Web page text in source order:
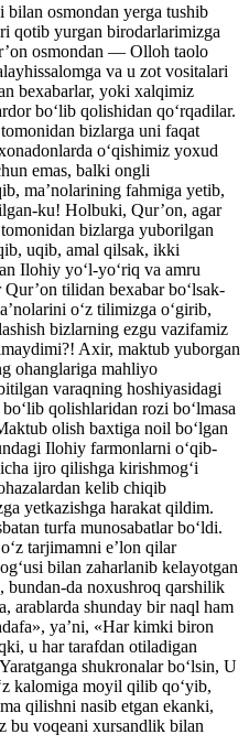
osmondan yerga tushib
qotib yurgan birodarlarimizga
osmondan — Olloh taolo
va u zot vositalari
bexabarlar, yoki xalqimiz
bo‘lib qolishidan qo‘rqadilar.
bizlarga uni faqat
o‘qishimiz yoxud
emas, balki ongli
ma’nolarining fahmiga yetib,
ku! Holbuki, Qur’on, agar
bizlarga yuborilgan
uqib, amal qilsak, ikki
Ilohiy yo‘l-yo‘riq va amru
tilidan bexabar bo‘lsak-
o‘z tilimizga o‘girib,
bizlarning ezgu vazifamiz
Axir, maktub yuborgan
ohanglariga mahliyo
varaqning hoshiyasidagi
qolishlaridan rozi bo‘lmasa
olish baxtiga noil bo‘lgan
Ilohiy farmonlarni o‘qib-
ijro qilishga kirishmog‘i
kelib chiqib
yetkazishga harakat qildim.
turfa munosabatlar bo‘ldi.
tarjimamni e’lon qilar
bilan zaharlanib kelayotgan
bundan-da noxushroq qarshilik
arablarda shunday bir naql ham
ya’ni, «Har kimki biron
u har tarafdan otiladigan
shukronalar bo‘lsin, U
kalomiga moyil qilib qo‘yib,
qilishni nasib etgan ekanki,
bu voqeani xursandlik bilan